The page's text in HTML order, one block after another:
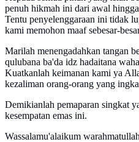
penuh hikmah ini dari awal
Tentu penyelenggaraan ini tidak
kami memohon maaf sebesar-
Marilah menengadahkan tangan
qulubana ba'da idz hadaitana
Kuatkanlah keimanan kami ya
kezaliman orang-orang yang
Demikianlah pemaparan singkat
kesempatan emas ini.
Wassalamu'alaikum